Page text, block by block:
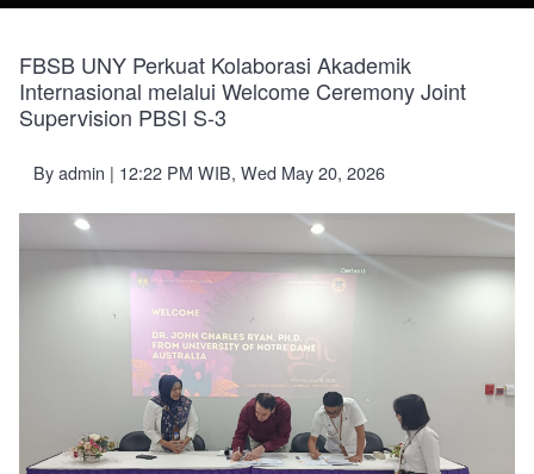
FBSB UNY Perkuat Kolaborasi Akademik
Internasional melalui Welcome Ceremony Joint
Supervision PBSI S-3
Byadmin | 12:22 PM WIB, Wed May 20, 2026